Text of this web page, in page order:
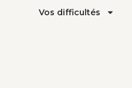
Vos difficultés